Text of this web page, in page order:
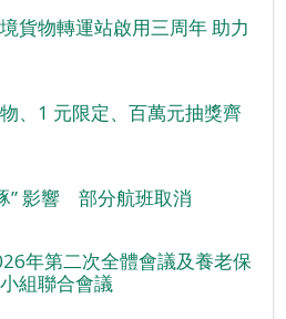
貨物轉運站啟用三周年 助力
、1 元限定、百萬元抽獎齊
” 影響 部分航班取消
年第二次全體會議及養老保
組聯合會議